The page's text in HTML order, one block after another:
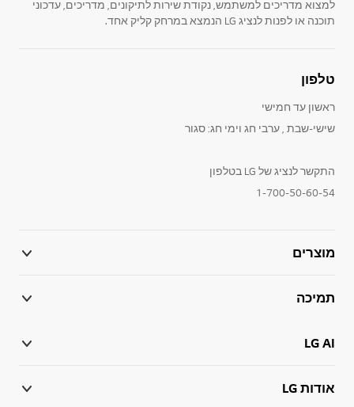
למצוא מדריכים למשתמש, נקודת שירות לתיקונים, מדריכים, עדכוני
תוכנה או לפנות לנציג LG הנמצא במרחק קליק אחד.
טלפון
ראשון עד חמישי
שישי-שבת , ערבי חג וימי חג: סגור
התקשר לנציג של LG בטלפון
1-700-50-60-54
מוצרים
תמיכה
LG AI
אודות LG